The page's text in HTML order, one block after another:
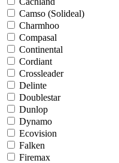
Camso (Solideal)
Charmhoo
Compasal
Continental
Cordiant
Crossleader
Delinte
Doublestar
Dunlop
Dynamo
Ecovision
Falken
Firemax